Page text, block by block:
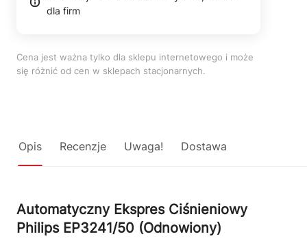
dla firm
Cena jest ważna tylko dla sklepu internetowego i może
się różnić od cen w sklepach stacjonarnych.
Opis Recenzje Uwaga! Dostawa
Automatyczny Ekspres Ciśnieniowy
Philips EP3241/50 (Odnowiony)